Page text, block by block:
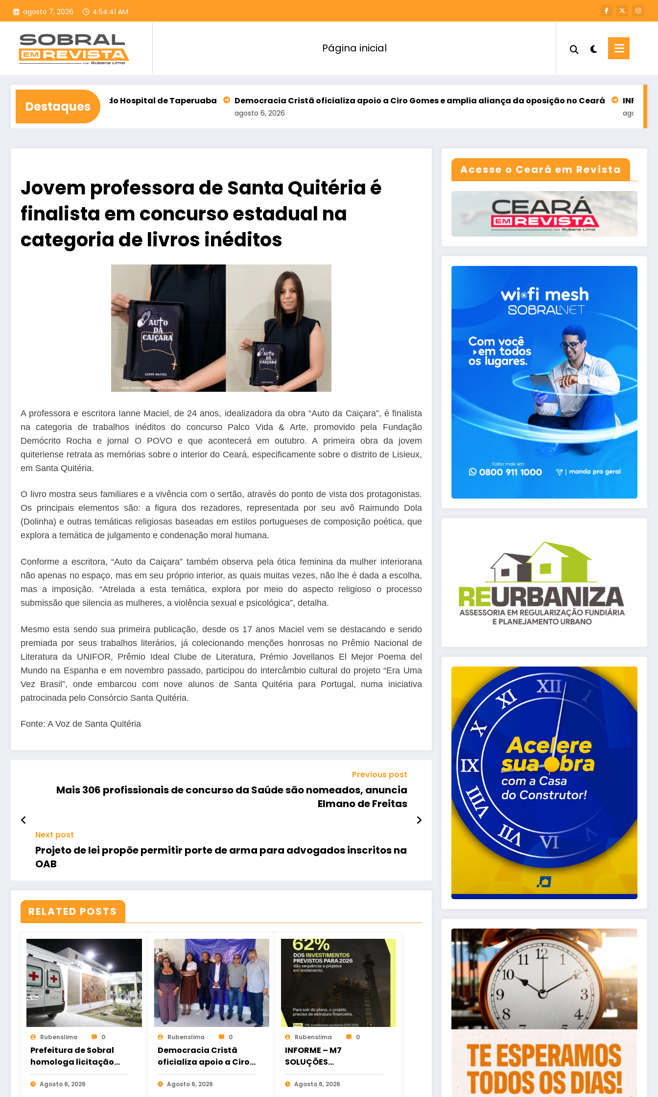
Pular
para
conteúdo
agosto 7, 2026 4:54:42 AM
Página inicial
Destaques
do Hospital de Taperuaba Democracia Cristã oficializa apoio a Ciro Gomes e amplia aliança da oposição no Ceará INFORME – M7
Jovem professora de Santa Quitéria é
finalista em concurso estadual na
categoria de livros inéditos
A professora e escritora Ianne Maciel, de 24 anos, idealizadora da obra “Auto da Caiçara”, é finalista
na categoria de trabalhos inéditos do concurso Palco Vida & Arte, promovido pela Fundação
Demócrito Rocha e jornal O POVO e que acontecerá em outubro. A primeira obra da jovem
quiteriense retrata as memórias sobre o interior do Ceará, especificamente sobre o distrito de Lisieux,
em Santa Quitéria.
O livro mostra seus familiares e a vivência com o sertão, através do ponto de vista dos protagonistas.
Os principais elementos são: a figura dos rezadores, representada por seu avô Raimundo Dola
(Dolinha) e outras temáticas religiosas baseadas em estilos portugueses de composição poética, que
explora a temática de julgamento e condenação moral humana.
Conforme a escritora, “Auto da Caiçara” também observa pela ótica feminina da mulher interiorana
não apenas no espaço, mas em seu próprio interior, as quais muitas vezes, não lhe é dada a escolha,
mas a imposição. “Atrelada a esta temática, explora por meio do aspecto religioso o processo
submissão que silencia as mulheres, a violência sexual e psicológica”, detalha.
Mesmo esta sendo sua primeira publicação, desde os 17 anos Maciel vem se destacando e sendo
premiada por seus trabalhos literários, já colecionando menções honrosas no Prêmio Nacional de
Literatura da UNIFOR, Prêmio Ideal Clube de Literatura, Prémio Jovellanos El Mejor Poema del
Mundo na Espanha e em novembro passado, participou do intercâmbio cultural do projeto “Era Uma
Vez Brasil”, onde embarcou com nove alunos de Santa Quitéria para Portugal, numa iniciativa
patrocinada pelo Consórcio Santa Quitéria.
Fonte: A Voz de Santa Quitéria
Previous post
Mais 306 profissionais de concurso da Saúde são nomeados, anuncia
Elmano de Freitas
Next post
Projeto de lei propõe permitir porte de arma para advogados inscritos na
OAB
RELATED POSTS
Rubenslima 0
Prefeitura de Sobral
homologa licitação
para construção do
Hospital de Taperuaba
Agosto 6, 2026
Rubenslima 0
Democracia Cristã
oficializa apoio a Ciro
Gomes e amplia
aliança da oposição
Agosto 6, 2026
Rubenslima 0
INFORME – M7
SOLUÇÕES
FINANCEIRAS
Agosto 6, 2026
Acesse o Ceará em Revista